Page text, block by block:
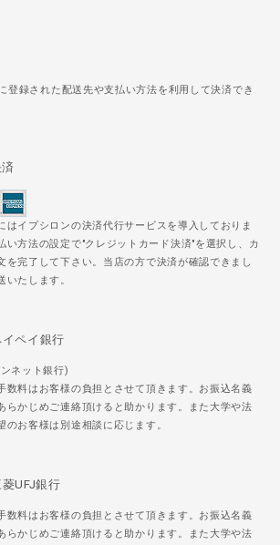
登録された配送先や支払い方法を利用して決済でき
はイプシロンの決済代行サービスを導入しておりま
い方法の設定で"クレジットカード決済"を選択し、カ
を完了して下さい。当店の方で決済が確認できまし
いたします。
ペイ銀行
ネット銀行)
数料はお客様の負担とさせて頂きます。お振込名義
らかじめご連絡頂けると助かります。また大学や法
のお客様は別途相談に応じます。
UFJ銀行
数料はお客様の負担とさせて頂きます。お振込名義
らかじめご連絡頂けると助かります。また大学や法